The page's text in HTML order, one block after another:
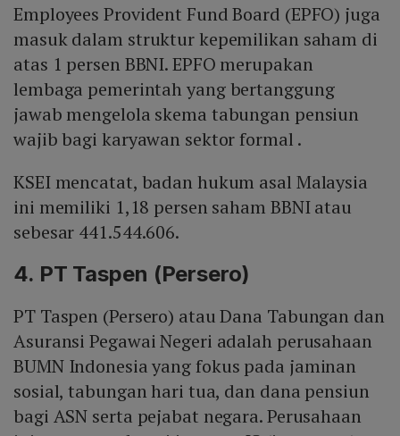
Employees Provident Fund Board (EPFO) juga
masuk dalam struktur kepemilikan saham di
atas 1 persen BBNI. EPFO merupakan
lembaga pemerintah yang bertanggung
jawab mengelola skema tabungan pensiun
wajib bagi karyawan sektor formal .
KSEI mencatat, badan hukum asal Malaysia
ini memiliki 1,18 persen saham BBNI atau
sebesar 441.544.606.
4. PT Taspen (Persero)
PT Taspen (Persero) atau Dana Tabungan dan
Asuransi Pegawai Negeri adalah perusahaan
BUMN Indonesia yang fokus pada jaminan
sosial, tabungan hari tua, dan dana pensiun
bagi ASN serta pejabat negara. Perusahaan